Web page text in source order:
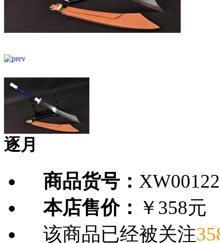
逐月
商品货号：
本店售价： ￥358元
该商品已经被关注